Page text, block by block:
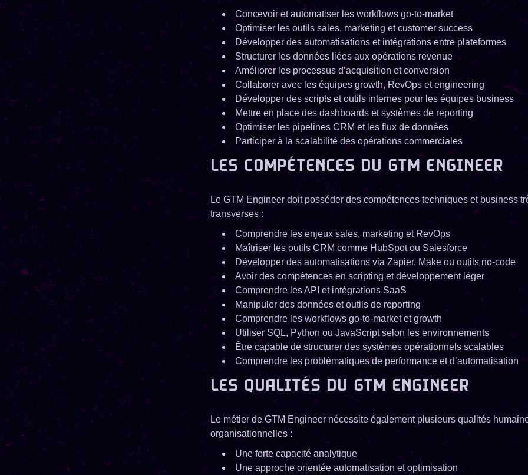
Concevoir et automatiser les workflows go-to-market
Optimiser les outils sales, marketing et customer success
Développer des automatisations et intégrations entre plateformes
Structurer les données liées aux opérations revenue
Améliorer les processus d’acquisition et conversion
Collaborer avec les équipes growth, RevOps et engineering
Développer des scripts et outils internes pour les équipes business
Mettre en place des dashboards et systèmes de reporting
Optimiser les pipelines CRM et les flux de données
Participer à la scalabilité des opérations commerciales
LES COMPÉTENCES DU GTM ENGINEER
Le GTM Engineer doit posséder des compétences techniques et business
transverses :
Comprendre les enjeux sales, marketing et RevOps
Maîtriser les outils CRM comme HubSpot ou Salesforce
Développer des automatisations via Zapier, Make ou outils no-code
Avoir des compétences en scripting et développement léger
Comprendre les API et intégrations SaaS
Manipuler des données et outils de reporting
Comprendre les workflows go-to-market et growth
Utiliser SQL, Python ou JavaScript selon les environnements
Être capable de structurer des systèmes opérationnels scalables
Comprendre les problématiques de performance et d’automatisation
LES QUALITÉS DU GTM ENGINEER
Le métier de GTM Engineer nécessite également plusieurs qualités
organisationnelles :
Une forte capacité analytique
Une approche orientée automatisation et optimisation